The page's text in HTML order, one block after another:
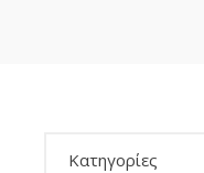
Κατηγορίες